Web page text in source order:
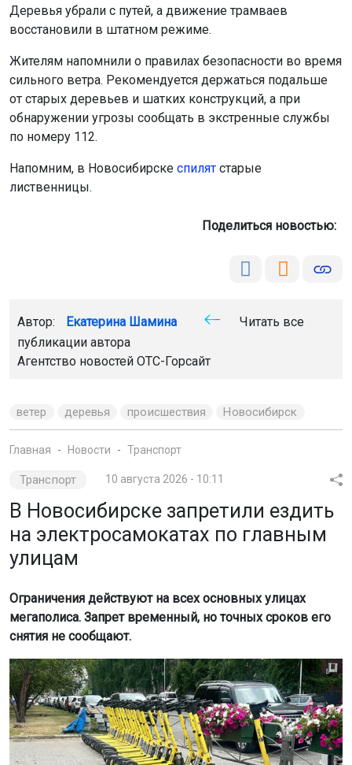
Деревья убрали с путей, а движение трамваев
восстановили в штатном режиме.
Жителям напомнили о правилах безопасности во время
сильного ветра. Рекомендуется держаться подальше
от старых деревьев и шатких конструкций, а при
обнаружении угрозы сообщать в экстренные службы
по номеру 112.
Напомним, в Новосибирске спилят старые
лиственницы.
Поделиться новостью:
Автор: Екатерина Шамина
Читать все
публикации автора
Агентство новостей ОТС-Горсайт
ветер деревья происшествия Новосибирск
Главная Новости Транспорт
Транспорт 10 августа 2026 - 10:11
В Новосибирске запретили ездить
на электросамокатах по главным
улицам
Ограничения действуют на всех основных улицах
мегаполиса. Запрет временный, но точных сроков его
снятия не сообщают.